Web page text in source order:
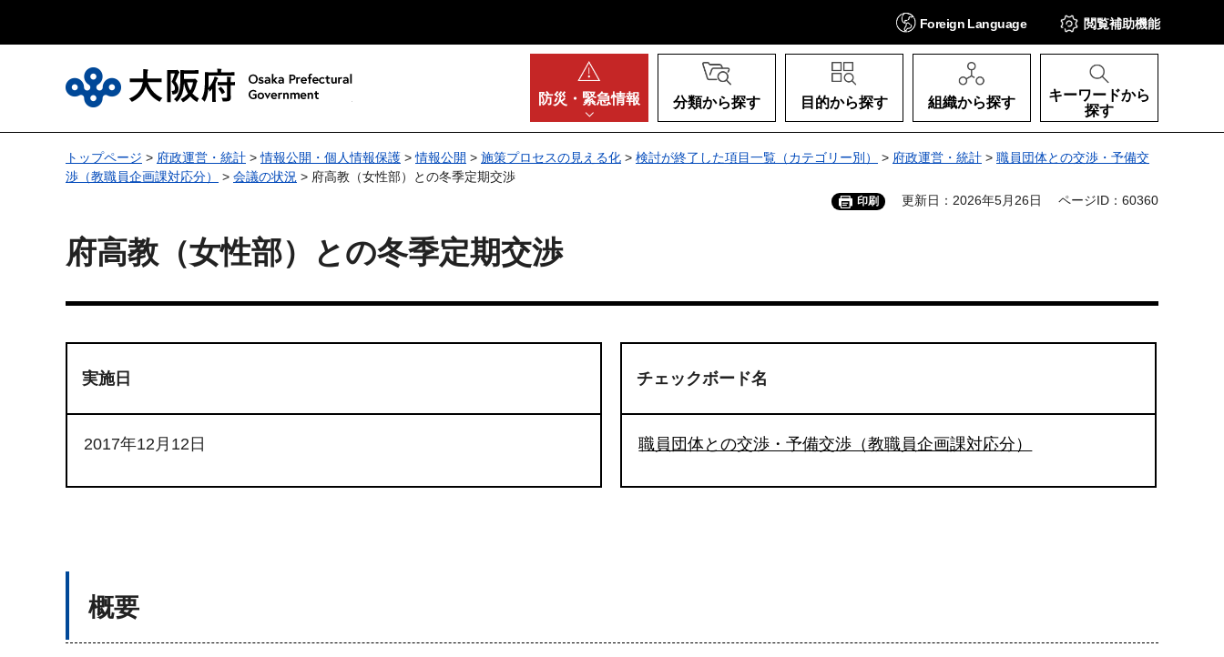
Foreign Language 閲覧補助機能
防災・ 緊急情報 分類から探す 目的から探す 組織から探す
キーワードから
探す
トップページ > 府政運営・統計 >情報公開・個人情報保護 >情報公開 > 施策プロセスの見える化 > 検討が終了した項目一覧（カテゴリー別） > 府政運営・統計 > 職員団体との交渉・予備交
渉（教職員企画課対応分）
> 会議の状況 > 府高教（女性部）との冬季定期交渉
印刷 更新日：2026年5月26日 ページID：60360
府高教（女性部）との冬季定期交渉
実施日
2017年12月12日
チェックボード名
職員団体との交渉・予備交渉（教職員企画課対応分）
概要